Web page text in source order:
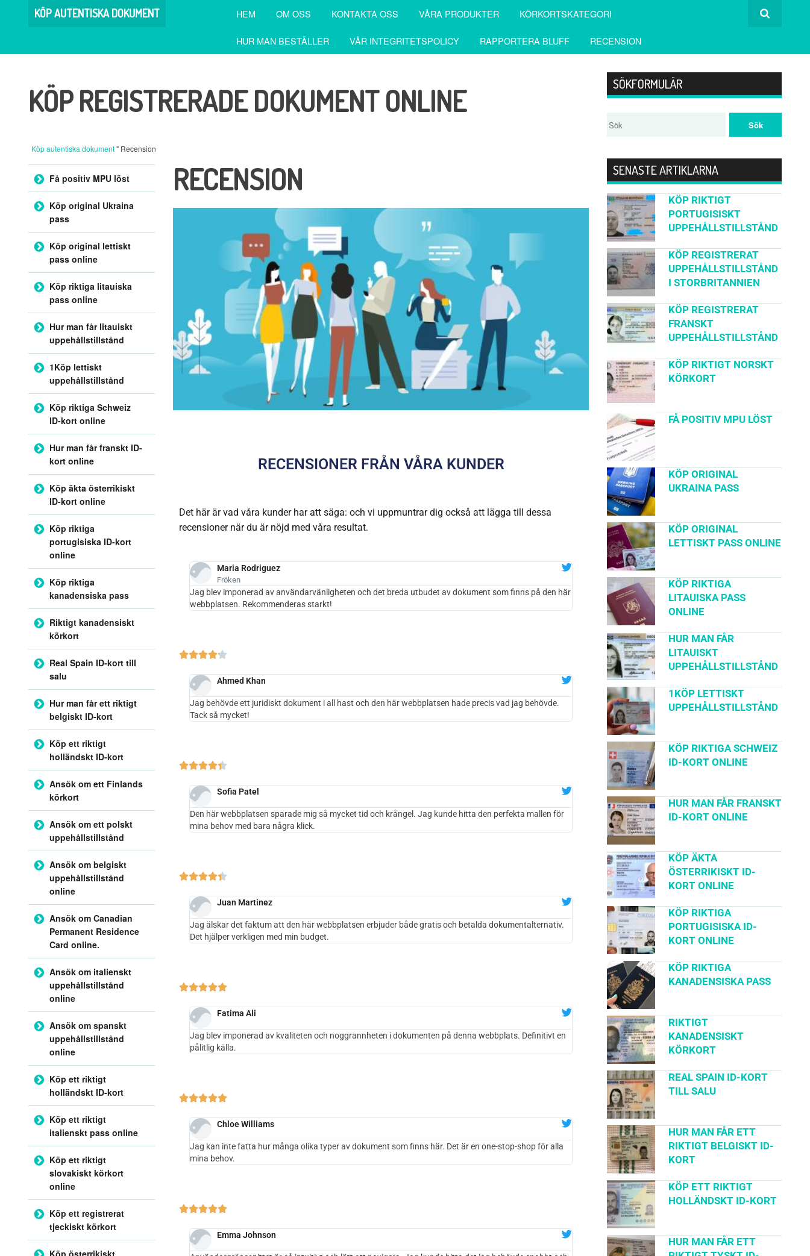
KÖP AUTENTISKA DOKUMENT HEM OM OSS KONTAKTA OSS VÅRA PRODUKTER KÖRKORTSKATEGORI
HUR MAN BESTÄLLER VÅR INTEGRITETSPOLICY RAPPORTERA BLUFF RECENSION
KÖP REGISTRERADE DOKUMENT ONLINE
Köp autentiska dokument" Recension
RECENSION
RECENSIONER FRÅN VÅRA KUNDER
Det här är vad våra kunder har att säga: och vi uppmuntrar dig också att lägga till dessa
recensioner när du är nöjd med våra resultat.
Maria Rodriguez
Fröken
Jag blev imponerad av användarvänligheten och det breda utbudet av dokument som finns på den här
webbplatsen. Rekommenderas starkt!

Ahmed Khan
Jag behövde ett juridiskt dokument i all hast och den här webbplatsen hade precis vad jag behövde.
Tack så mycket!

Sofia Patel
Den här webbplatsen sparade mig så mycket tid och krångel. Jag kunde hitta den perfekta mallen för
mina behov med bara några klick.

Juan Martinez
Jag älskar det faktum att den här webbplatsen erbjuder både gratis och betalda dokumentalternativ.
Det hjälper verkligen med min budget.

Fatima Ali
Jag blev imponerad av kvaliteten och noggrannheten i dokumenten på denna webbplats. Definitivt en
pålitlig källa.

Chloe Williams
Jag kan inte fatta hur många olika typer av dokument som finns här. Det är en one-stop-shop för alla
mina behov.

Emma Johnson
Hoppa till innehållet
Få positiv MPU löst
Köp original Ukraina
pass
Köp original lettiskt
pass online
Köp riktiga litauiska
pass online
Hur man får litauiskt
uppehållstillstånd
1Köp lettiskt
uppehållstillstånd
Köp riktiga Schweiz
ID-kort online
Hur man får franskt ID-
kort online
Köp äkta österrikiskt
ID-kort online
Köp riktiga
portugisiska ID-kort
online
Köp riktiga
kanadensiska pass
Riktigt kanadensiskt
körkort
Real Spain ID-kort till
salu
Hur man får ett riktigt
belgiskt ID-kort
Köp ett riktigt
holländskt ID-kort
Ansök om ett Finlands
körkort
Ansök om ett polskt
uppehållstillstånd
Ansök om belgiskt
uppehållstillstånd
online
Ansök om Canadian
Permanent Residence
Card online.
Ansök om italienskt
uppehållstillstånd
online
Ansök om spanskt
uppehållstillstånd
online
Köp ett riktigt
holländskt ID-kort
Köp ett riktigt
italienskt pass online
Köp ett riktigt
slovakiskt körkort
online
Köp ett registrerat
tjeckiskt körkort
Köp österrikiskt
SÖKFORMULÄR
SENASTE ARTIKLARNA
KÖP RIKTIGT
PORTUGISISKT
UPPEHÅLLSTILLSTÅND
KÖP REGISTRERAT
UPPEHÅLLSTILLSTÅND
I STORBRITANNIEN
KÖP REGISTRERAT
FRANSKT
UPPEHÅLLSTILLSTÅND
KÖP RIKTIGT NORSKT
KÖRKORT
FÅ POSITIV MPU LÖST
KÖP ORIGINAL
UKRAINA PASS
KÖP ORIGINAL
LETTISKT PASS ONLINE
KÖP RIKTIGA
LITAUISKA PASS
ONLINE
HUR MAN FÅR
LITAUISKT
UPPEHÅLLSTILLSTÅND
1KÖP LETTISKT
UPPEHÅLLSTILLSTÅND
KÖP RIKTIGA SCHWEIZ
ID-KORT ONLINE
HUR MAN FÅR FRANSKT
ID-KORT ONLINE
KÖP ÄKTA
ÖSTERRIKISKT ID-
KORT ONLINE
KÖP RIKTIGA
PORTUGISISKA ID-
KORT ONLINE
KÖP RIKTIGA
KANADENSISKA PASS
RIKTIGT
KANADENSISKT
KÖRKORT
REAL SPAIN ID-KORT
TILL SALU
HUR MAN FÅR ETT
RIKTIGT BELGISKT ID-
KORT
KÖP ETT RIKTIGT
HOLLÄNDSKT ID-KORT
HUR MAN FÅR ETT